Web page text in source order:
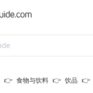
食物与饮料 饮品